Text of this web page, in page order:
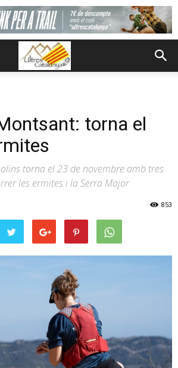
torna el
torna el 23 de novembre amb tres
les ermites i la Serra Major
853